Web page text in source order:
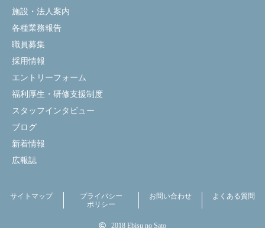
施設・法人案内
各種業務報告
職員募集
採用情報
エントリーフォーム
福利厚生・研修支援制度
スタッフインタビュー
ブログ
新着情報
広報誌
サイトマップ
プライバシー
ポリシー
お問い合わせ よくある質問
2018 Ebisu no Sato